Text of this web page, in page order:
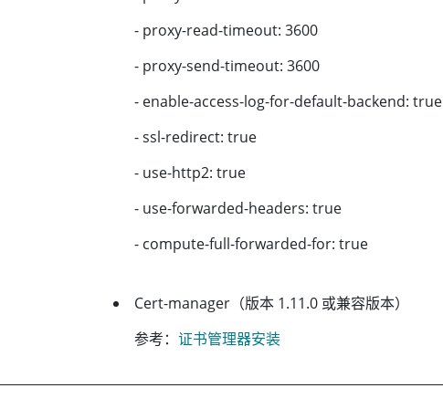
- proxy-read-timeout: 3600
- proxy-send-timeout: 3600
- enable-access-log-for-default-backend: true
- ssl-redirect: true
- use-http2: true
- use-forwarded-headers: true
- compute-full-forwarded-for: true
Cert-manager（版本 1.11.0 或兼容版本）
参考：证书管理器安装